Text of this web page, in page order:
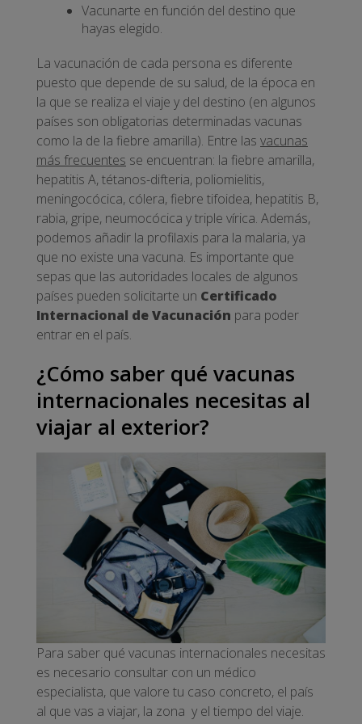
Vacunarte en función del destino que
hayas elegido.
La vacunación de cada persona es diferente
puesto que depende de su salud, de la época en
la que se realiza el viaje y del destino (en algunos
países son obligatorias determinadas vacunas
como la de la fiebre amarilla). Entre las vacunas
más frecuentes se encuentran: la fiebre amarilla,
hepatitis A, tétanos-difteria, poliomielitis,
meningocócica, cólera, fiebre tifoidea, hepatitis B,
rabia, gripe, neumocócica y triple vírica. Además,
podemos añadir la profilaxis para la malaria, ya
que no existe una vacuna. Es importante que
sepas que las autoridades locales de algunos
países pueden solicitarte un Certificado
Internacional de Vacunación para poder
entrar en el país.
¿Cómo saber qué vacunas
internacionales necesitas al
viajar al exterior?
Para saber qué vacunas internacionales necesitas
es necesario consultar con un médico
especialista, que valore tu caso concreto, el país
al que vas a viajar, la zona y el tiempo del viaje.